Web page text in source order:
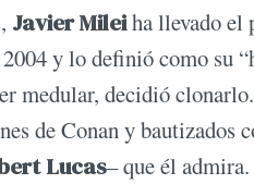
Javier Mileiha llevado el
y lo definió como su
medular, decidió
de Conan y bautizados
Lucas– que él